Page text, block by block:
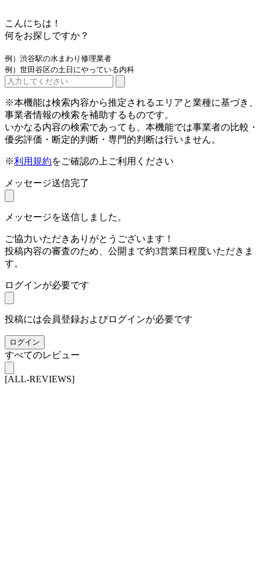
こんにちは！
何をお探しですか？
例）渋谷駅の水まわり修理業者
例）世田谷区の土日にやっている内科
※本機能は検索内容から推定されるエリアと業種に基づき、
事業者情報の検索を補助するものです。
いかなる内容の検索であっても、本機能では事業者の比較・
優劣評価・断定的判断・専門的判断は行いません。
※利用規約をご確認の上ご利用ください
メッセージ送信完了
メッセージを送信しました。
ご協力いただきありがとうございます！
投稿内容の審査のため、公開まで約3営業日程度いただきま
す。
ログインが必要です
投稿には会員登録およびログインが必要です
ログイン
すべてのレビュー
[ALL-REVIEWS]